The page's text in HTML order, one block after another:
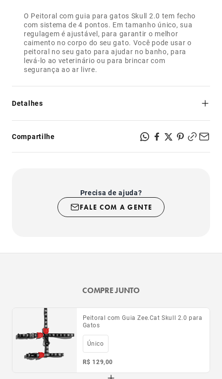
O Peitoral com guia para gatos Skull 2.0 tem fecho
com sistema de 4 pontos. Em tamanho único, sua
regulagem é ajustável, para garantir o melhor
caimento no corpo do seu gato. Você pode usar o
peitoral no seu gato para ajudar no banho, para
levá-lo ao veterinário ou para brincar com
segurança ao ar livre.
Detalhes
- Feito de poliéster estampado com tecnologia heat-
transfer teteron;
- Com textura macia e sedosa;
Compartilhe
Precisa de ajuda?
FALE COM A GENTE
COMPRE JUNTO
Peitoral com Guia Zee.Cat Skull 2.0 para
Gatos
Único
R$ 129,00